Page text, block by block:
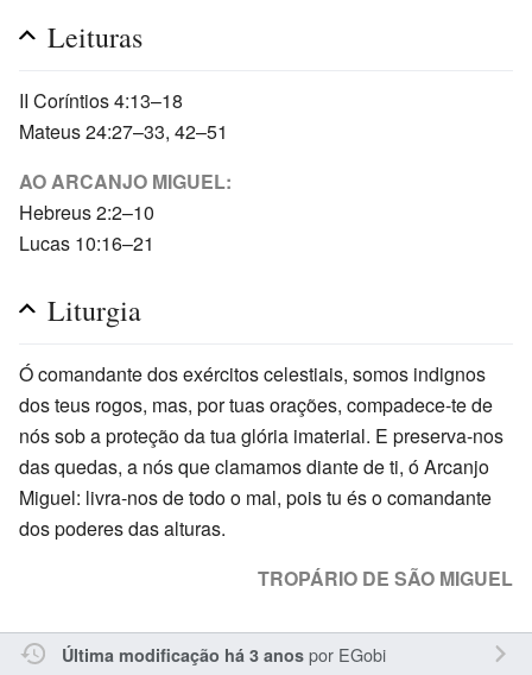
Leituras
II Coríntios 4:13–18
Mateus 24:27–33, 42–51
AO ARCANJO MIGUEL:
Hebreus 2:2–10
Lucas 10:16–21
Liturgia
Ó comandante dos exércitos celestiais, somos indignos
dos teus rogos, mas, por tuas orações, compadece-te de
nós sob a proteção da tua glória imaterial. E preserva-nos
das quedas, a nós que clamamos diante de ti, ó Arcanjo
Miguel: livra-nos de todo o mal, pois tu és o comandante
dos poderes das alturas.
TROPÁRIO DE SÃO MIGUEL
Última modificação há 3 anospor EGobi